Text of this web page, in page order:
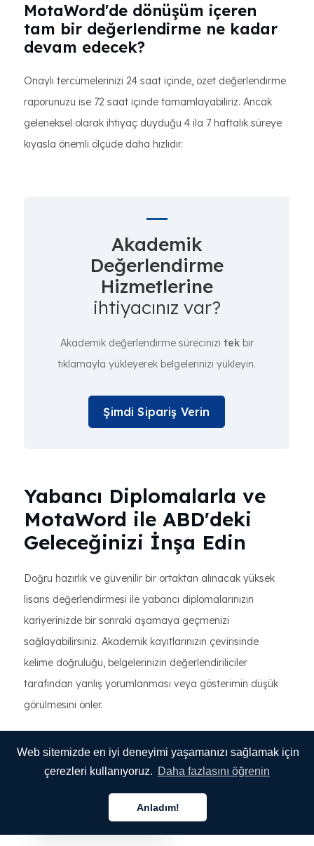
Web sitemizde en iyi deneyimi yaşamanızı sağlamak için
çerezleri kullanıyoruz. Daha fazlasını öğrenin
Anladım!
MotaWord'de dönüşüm içeren
tam bir değerlendirme ne kadar
devam edecek?
Onaylı tercümelerinizi 24 saat içinde, özet değerlendirme
raporunuzu ise 72 saat içinde tamamlayabiliriz. Ancak
geleneksel olarak ihtiyaç duyduğu 4 ila 7 haftalık süreye
kıyasla önemli ölçüde daha hızlıdır.
Akademik
Değerlendirme
Hizmetlerine
ihtiyacınız var?
Akademik değerlendirme sürecinizi tekbir
tıklamayla yükleyerek belgelerinizi yükleyin.
Şimdi Sipariş Verin
Yabancı Diplomalarla ve
MotaWord ile ABD'deki
Geleceğinizi İnşa Edin
Doğru hazırlık ve güvenilir bir ortaktan alınacak yüksek
lisans değerlendirmesi ile yabancı diplomalarınızın
kariyerinizde bir sonraki aşamaya geçmenizi
sağlayabilirsiniz. Akademik kayıtlarınızın çevirisinde
kelime doğruluğu, belgelerinizin değerlendiriliciler
tarafından yanlış yorumlanması veya gösterimin düşük
görülmesini önler.
aralıklarına, mesleki potansiyelinizi sınırlamasına izin
vermeyin. Belgelerinizin kısaltmaları tarafından
çevrilmesini sağlayarak, başvurularınızı tam bir şekilde
Türkçe